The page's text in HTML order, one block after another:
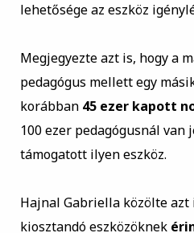
lehetősége az eszköz
Megjegyezte azt is, hogy a
pedagógus mellett egy
korábban 45 ezer kapott
100 ezer pedagógusnál
támogatott ilyen eszköz.
Hajnal Gabriella közölte azt
kiosztandó eszközöknek